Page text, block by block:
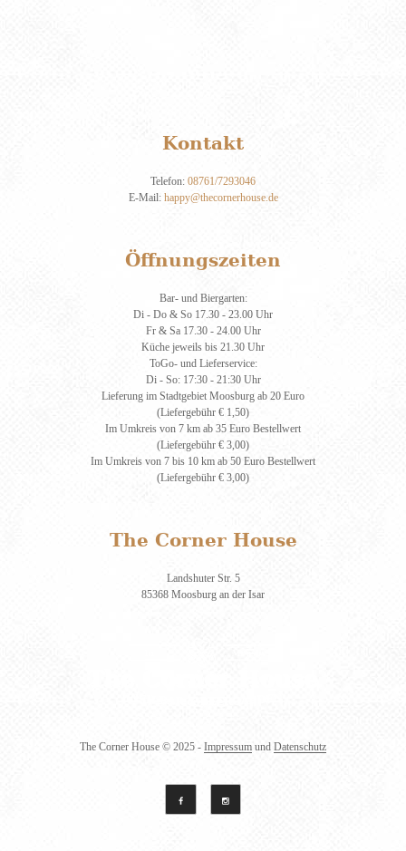
Kontakt
Telefon: 08761/7293046
E-Mail: happy@thecornerhouse.de
Öffnungszeiten
Bar- und Biergarten:
Di - Do & So 17.30 - 23.00 Uhr
Fr & Sa 17.30 - 24.00 Uhr
Küche jeweils bis 21.30 Uhr
ToGo- und Lieferservice:
Di - So: 17:30 - 21:30 Uhr
Lieferung im Stadtgebiet Moosburg ab 20 Euro
(Liefergebühr € 1,50)
Im Umkreis von 7 km ab 35 Euro Bestellwert
(Liefergebühr € 3,00)
Im Umkreis von 7 bis 10 km ab 50 Euro Bestellwert
(Liefergebühr € 3,00)
The Corner House
Landshuter Str. 5
85368 Moosburg an der Isar
The Corner House © 2025 - Impressum und Datenschutz